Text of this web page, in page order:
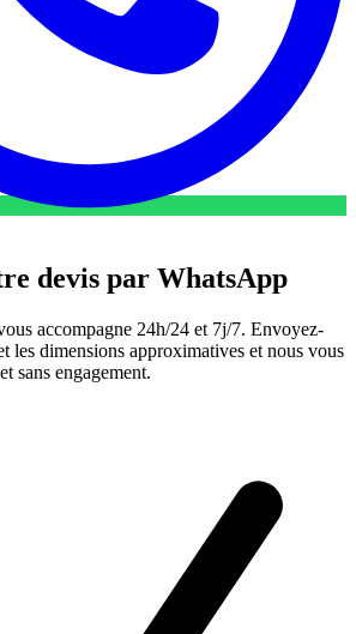
devis par WhatsApp
accompagne 24h/24 et 7j/7. Envoyez-
les dimensions approximatives et nous vous
sans engagement.